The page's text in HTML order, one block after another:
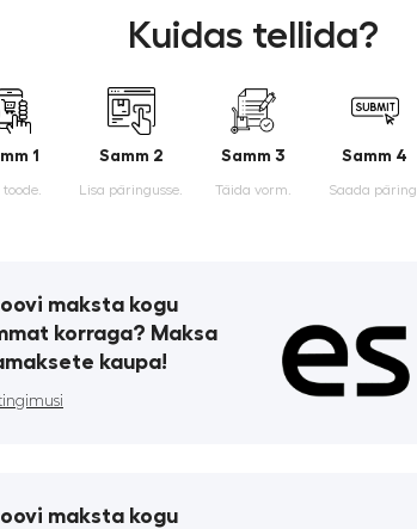
Kuidas tellida?
1 Samm 2
Lisa päringusse.
Samm 3
Täida vorm.
Samm 4
Saada päring.
maksta kogu
korraga? Maksa
kaupa!
maksta kogu